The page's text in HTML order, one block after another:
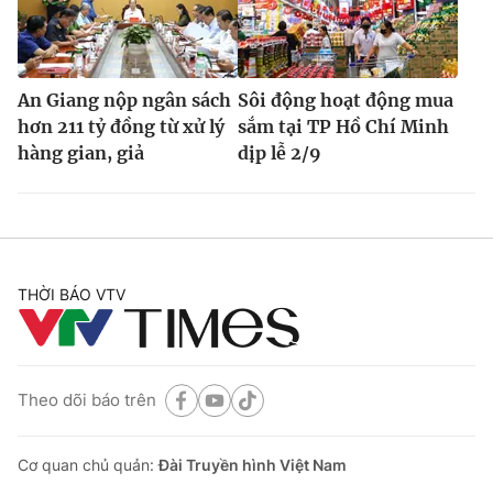
An Giang nộp ngân sách
hơn 211 tỷ đồng từ xử lý
hàng gian, giả
Sôi động hoạt động mua
sắm tại TP Hồ Chí Minh
dịp lễ 2/9
THỜI BÁO VTV
Theo dõi báo trên
Cơ quan chủ quản:Đài Truyền hình Việt Nam